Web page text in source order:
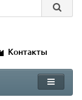
Контакты